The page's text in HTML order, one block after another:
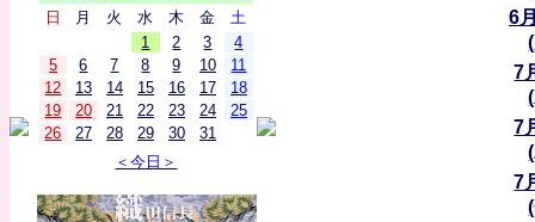
日 月 火 水 木 金
土
1
2 3
4
5
6 7 8 9 10
11
12
13 14 15 16 17
18
19
20 21 22 23 24
25
26
27 28 29 30
31
＜今日＞
6
7
7
7